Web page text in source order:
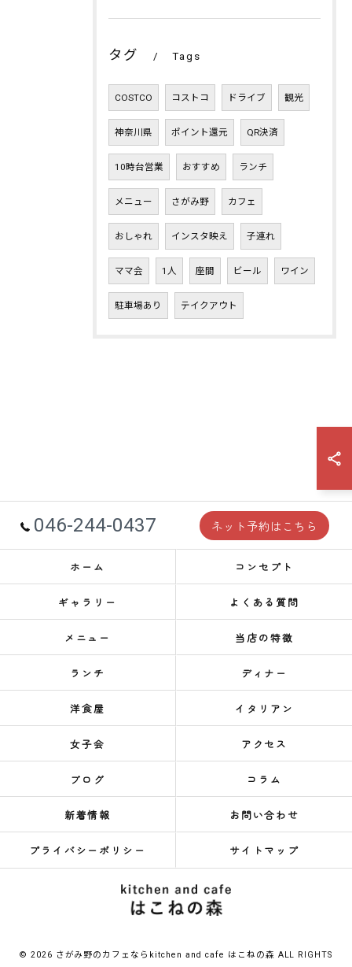
タグ Tags
COSTCO コストコ ドライブ 観光
神奈川県 ポイント還元 QR決済
10時台営業 おすすめ ランチ
メニュー さがみ野 カフェ
おしゃれ インスタ映え 子連れ
ママ会 1人 座間 ビール ワイン
駐車場あり テイクアウト
046-244-0437 ネット予約はこちら
ホーム コンセプト
ギャラリー よくある質問
メニュー 当店の特徴
ランチ ディナー
洋食屋 イタリアン
女子会 アクセス
ブログ コラム
新着情報 お問い合わせ
プライバシーポリシー サイトマップ
© 2026 さがみ野のカフェならkitchen and cafe はこねの森 ALL RIGHTS